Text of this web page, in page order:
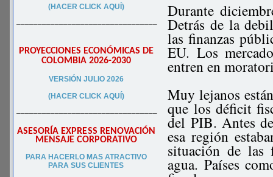
(HACER CLICK AQUÍ)
–––––––––––––––––––––––––––––––––
PROYECCIONES ECONÓMICAS DE
COLOMBIA 2026-2030
VERSIÓN JULIO 2026
(HACER CLICK AQUÍ)
–––––––––––––––––––––––––––––––––
ASESORÍA EXPRESS RENOVACIÓN
MENSAJE CORPORATIVO
PARA HACERLO MAS ATRACTIVO
PARA SUS CLIENTES
Durante
Detrás de la
las finanzas
EU. Los
entren en
Muy lejanos
que los déficit
del PIB. Antes
esa región
situación de las
agua. Países